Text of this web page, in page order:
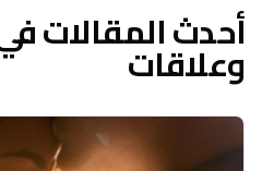
أحدث المقالات
وعلاقات